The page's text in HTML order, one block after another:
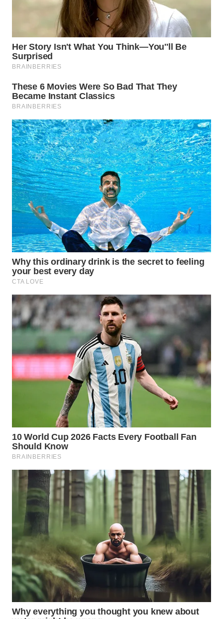
WN
SUKABUMI
WN
PURWAKARTA
WN
PRIANGAN
TIMUR
WN
SEMARANG
WN
SOLO
WN
BOROBUDUR
WN
WN
SURABAYA
WN
NATUNA
WN
MANDALIKA
LIKUPANG
WN
LABUANBAJO
WN
BORNEO
Wahana
Media
Group
WAHANA